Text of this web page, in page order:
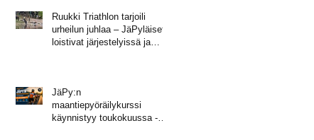
Ruukki Triathlon tarjoili
urheilun juhlaa – JäPyläiset
loistivat järjestelyissä ja
JäPy:n
maantiepyöräilykurssi
käynnistyy toukokuussa -